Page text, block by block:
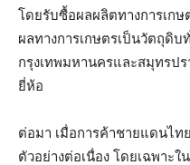
โดยรับซื้อผลผลิตทางการเก
ผลทางการเกษตรเป็นวัตถุดิบ
กรุงเทพมหานครและสมุทรป
ยี่ห้อ
ต่อมา เมื่อการค้าชายแดนไ
ตัวอย่างต่อเนื่อง โดยเฉพาะ